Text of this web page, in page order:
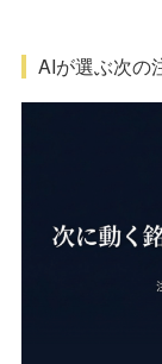
AIが選ぶ次の